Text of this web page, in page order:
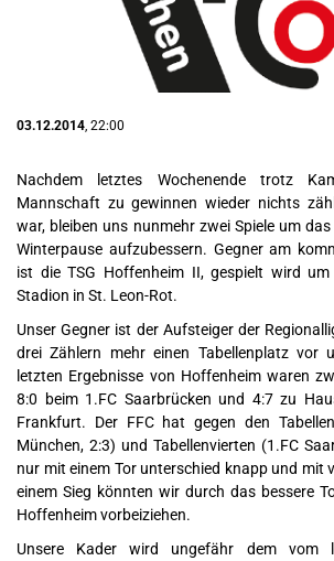
03.12.2014 , 22:00
Nachdem letztes Wochenende trotz
Mannschaft zu gewinnen wieder nichts
war, bleiben uns nunmehr zwei Spiele um
Winterpause aufzubessern. Gegner am
ist die TSG Hoffenheim II, gespielt wird
Stadion in St. Leon-Rot.
Unser Gegner ist der Aufsteiger der
drei Zählern mehr einen Tabellenplatz vor
letzten Ergebnisse von Hoffenheim waren
8:0 beim 1.FC Saarbrücken und 4:7 zu
Frankfurt. Der FFC hat gegen den
München, 2:3) und Tabellenvierten (1.FC
nur mit einem Tor unterschied knapp und mit
einem Sieg könnten wir durch das bessere
Hoffenheim vorbeiziehen.
Unsere Kader wird ungefähr dem vom